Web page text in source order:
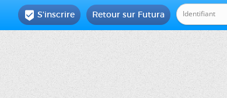
Retour sur Futura
 S'inscrire